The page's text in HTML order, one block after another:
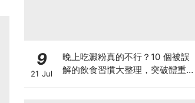
9
21 Jul
晚上吃澱粉真的不行？10 個被誤
解的飲食習慣大整理，突破體重停